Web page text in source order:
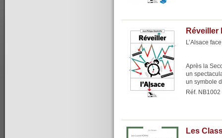
Réveiller
L’Alsace
Après la
un
un symbole
Réf. NB1002
Les